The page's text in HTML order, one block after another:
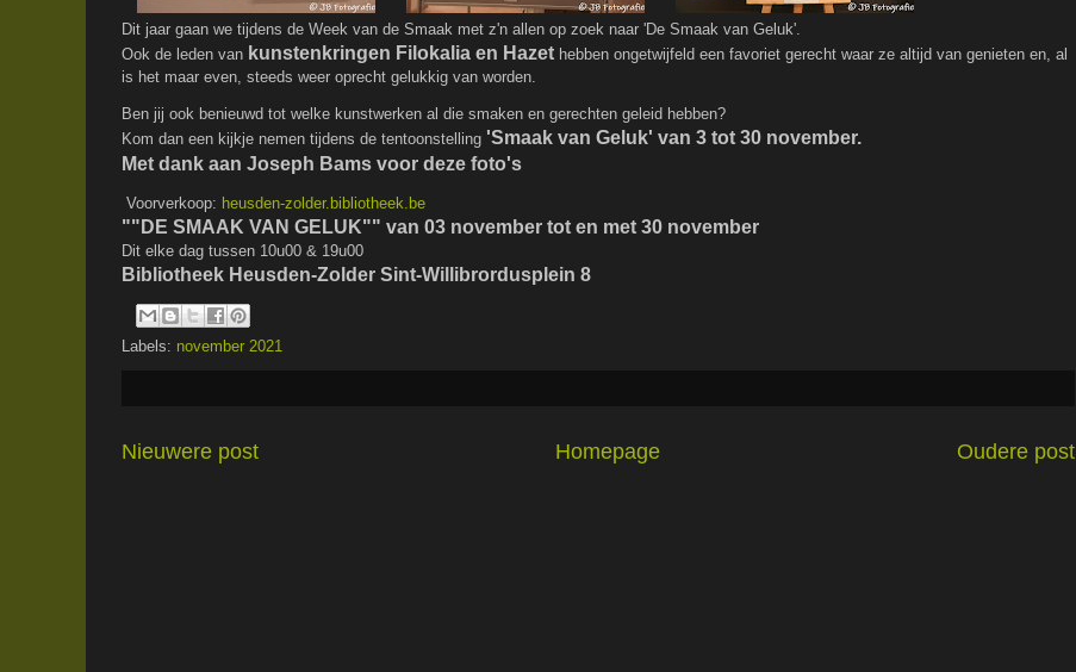
Dit jaar gaan we tijdens de Week van de Smaak met z'n allen op zoek naar 'De Smaak van Geluk'.
Ook de leden van kunstenkringen Filokalia en Hazet hebben ongetwijfeld een favoriet gerecht waar ze altijd van genieten en, al
is het maar even, steeds weer oprecht gelukkig van worden.
Ben jij ook benieuwd tot welke kunstwerken al die smaken en gerechten geleid hebben?
Kom dan een kijkje nemen tijdens de tentoonstelling 'Smaak van Geluk' van 3 tot 30 november.
Met dank aan Joseph Bams voor deze foto's
Voorverkoop: heusden-zolder.bibliotheek.be
""DE SMAAK VAN GELUK"" van 03 november tot en met 30 november
Dit elke dag tussen 10u00 & 19u00
Bibliotheek Heusden-Zolder Sint-Willibrordusplein 8
Labels: november 2021
Nieuwere post Oudere post
Homepage